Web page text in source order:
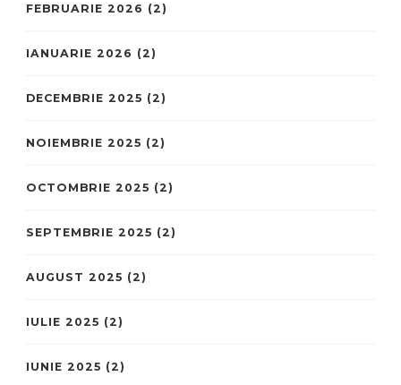
FEBRUARIE 2026 (2)
IANUARIE 2026 (2)
DECEMBRIE 2025 (2)
NOIEMBRIE 2025 (2)
OCTOMBRIE 2025 (2)
SEPTEMBRIE 2025 (2)
AUGUST 2025 (2)
IULIE 2025 (2)
IUNIE 2025 (2)